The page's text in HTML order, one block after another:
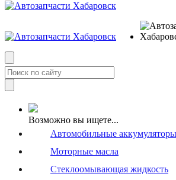
Возможно вы ищете...
Автомобильные аккумуляторы
Моторные масла
Стеклоомывающая жидкость